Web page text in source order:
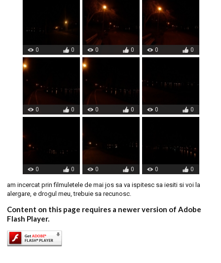
0 0 0 0 0 0
0 0 0 0 0 0
0 0 0 0 0 0
am incercat prin filmuletele de mai jos sa va ispitesc sa iesiti si voi la
alergare, e drogul meu, trebuie sa recunosc.
Content on this page requires a newer version of Adobe
Flash Player.